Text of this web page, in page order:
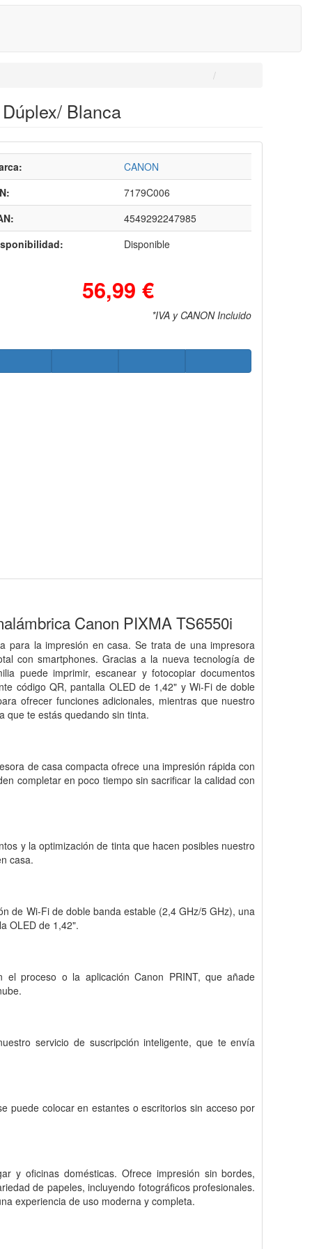
Blanca
CANON
7179C006
4549292247985
Disponible
56,99 €
*IVA y CANON Incluido
Canon PIXMA TS6550i
para la impresión en casa. Se trata de una impresora
con smartphones. Gracias a la nueva tecnología de
puede imprimir, escanear y fotocopiar documentos
código QR, pantalla OLED de 1,42" y Wi-Fi de doble
ofrecer funciones adicionales, mientras que nuestro
que te estás quedando sin tinta.
de casa compacta ofrece una impresión rápida con
completar en poco tiempo sin sacrificar la calidad con
y la optimización de tinta que hacen posibles nuestro
casa.
de Wi-Fi de doble banda estable (2,4 GHz/5 GHz), una
OLED de 1,42".
proceso o la aplicación Canon PRINT, que añade
servicio de suscripción inteligente, que te envía
puede colocar en estantes o escritorios sin acceso por
y oficinas domésticas. Ofrece impresión sin bordes,
de papeles, incluyendo fotográficos profesionales.
experiencia de uso moderna y completa.